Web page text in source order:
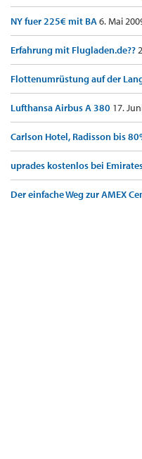
NY fuer 225€ mit BA6. Mai
Erfahrung mit Flugladen.de??
Flottenumrüstung auf der
Lufthansa Airbus A 380 17.
Carlson Hotel, Radisson bis
uprades kostenlos bei
Der einfache Weg zur AMEX